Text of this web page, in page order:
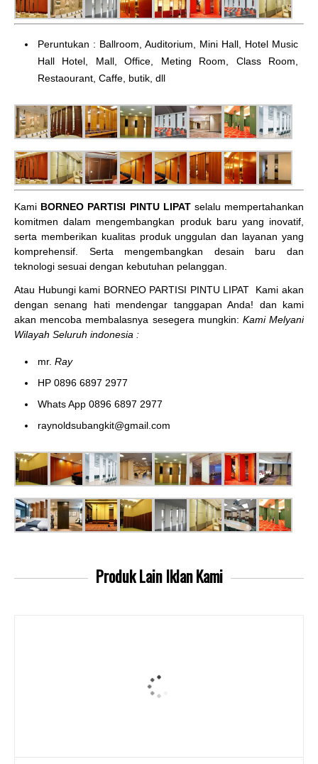
Peruntukan : Ballroom, Auditorium, Mini Hall, Hotel Music
Hall Hotel, Mall, Office, Meting Room, Class Room,
Restaourant, Caffe, butik, dll
Kami BORNEO PARTISI PINTU LIPATselalu mempertahankan
komitmen dalam mengembangkan produk baru yang inovatif,
serta memberikan kualitas produk unggulan dan layanan yang
komprehensif. Serta mengembangkan desain baru dan
teknologi sesuai dengan kebutuhan pelanggan.
Atau Hubungi kami BORNEO PARTISI PINTU LIPAT
Kami akan
dengan senang hati mendengar tanggapan Anda! dan kami
akan mencoba membalasnya sesegera mungkin: Kami Melyani
Wilayah Seluruh indonesia :
mr. Ray
HP 0896 6897 2977
Whats App 0896 6897 2977
raynoldsubangkit@gmail.com
Produk LainIklan Kami